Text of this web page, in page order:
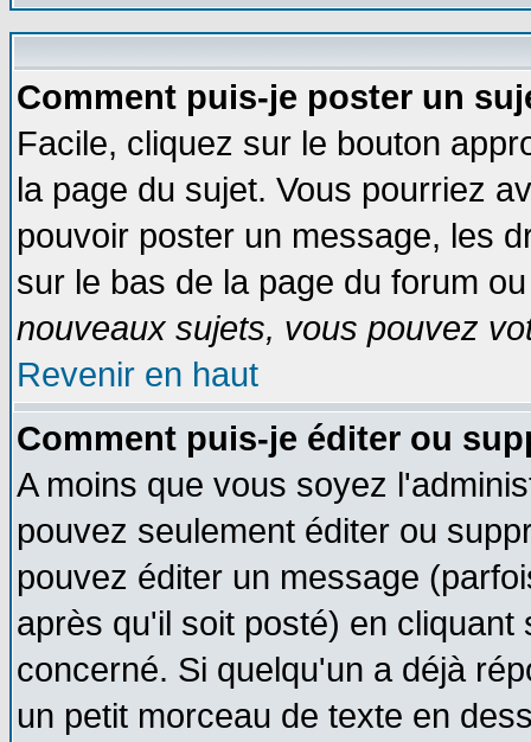
Comment puis-je poster un
Facile, cliquez sur le bouton
la page du sujet. Vous pourriez
pouvoir poster un message, les
sur le bas de la page du forum
nouveaux sujets, vous pouvez
Revenir en haut
Comment puis-je éditer ou
A moins que vous soyez
pouvez seulement éditer ou
pouvez éditer un message
après qu'il soit posté) en
concerné. Si quelqu'un a déjà
un petit morceau de texte en